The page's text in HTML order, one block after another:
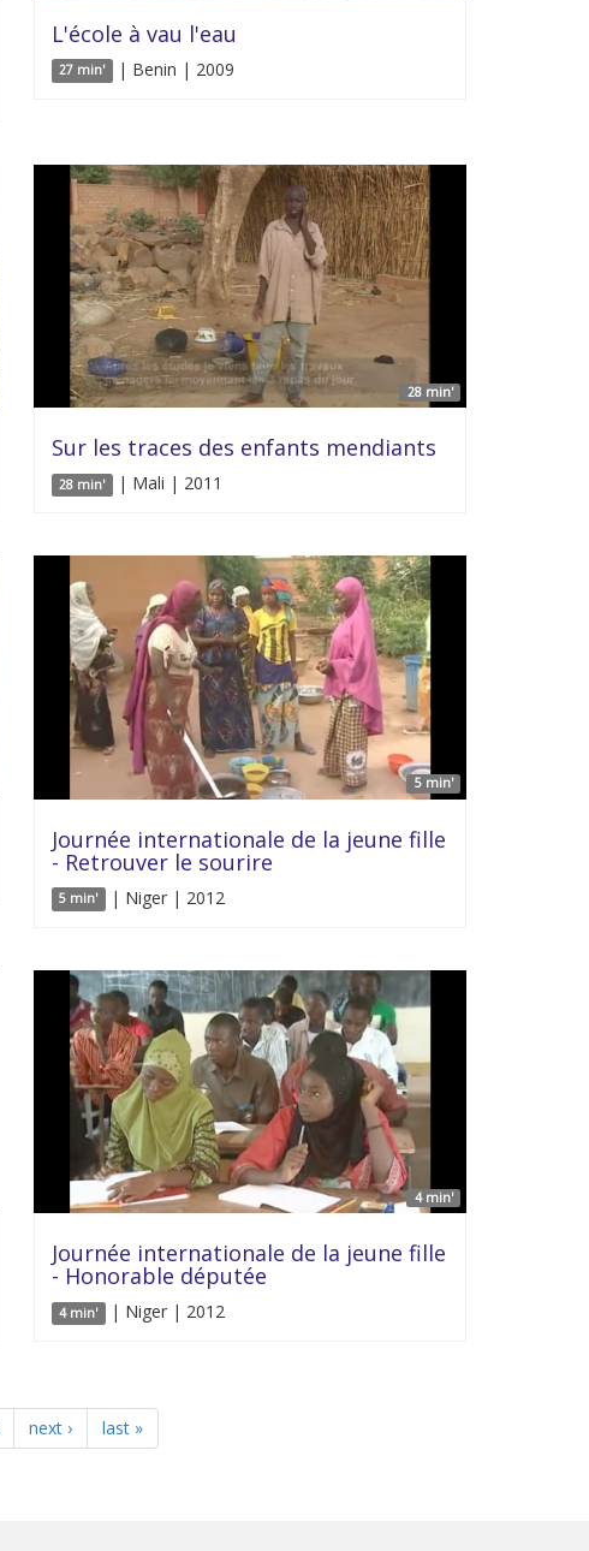
L'école à vau l'eau
27 min' | Benin | 2009
28 min'
Sur les traces des enfants mendiants
28 min' | Mali | 2011
5 min'
Journée internationale de la jeune fille
- Retrouver le sourire
5 min' | Niger | 2012
4 min'
Journée internationale de la jeune fille
- Honorable députée
4 min' | Niger | 2012
next › last »